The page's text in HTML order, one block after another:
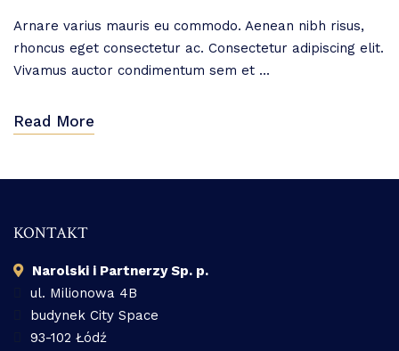
Arnare varius mauris eu commodo. Aenean nibh risus,
rhoncus eget consectetur ac. Consectetur adipiscing elit.
Vivamus auctor condimentum sem et ...
Read More
KONTAKT
Narolski i Partnerzy Sp. p.
ul. Milionowa 4B
budynek City Space
93-102 Łódź